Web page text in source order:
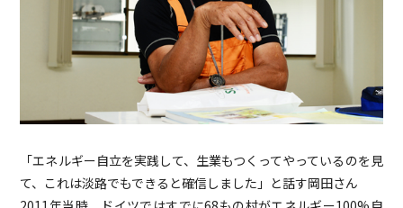
「エネルギー自立を実践して、生業もつくってやっているのを見
て、これは淡路でもできると確信しました」と話す岡田さん